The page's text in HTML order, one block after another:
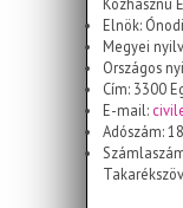
Elnök:
Megyei
Országos
Cím: 3300
E-mail:
Adószám: